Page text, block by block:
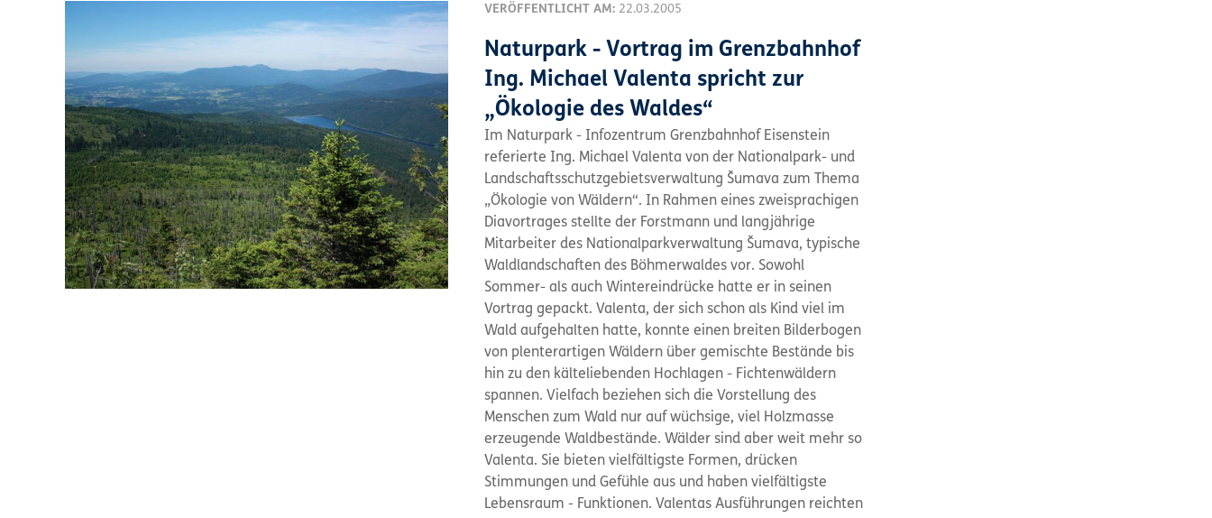
VERÖFFENTLICHT AM: 22.03.2005
Naturpark - Vortrag im Grenzbahnhof
Ing. Michael Valenta spricht zur
„Ökologie des Waldes“
Im Naturpark - Infozentrum Grenzbahnhof Eisenstein
referierte Ing. Michael Valenta von der Nationalpark- und
Landschaftsschutzgebietsverwaltung Šumava zum Thema
„Ökologie von Wäldern“. In Rahmen eines zweisprachigen
Diavortrages stellte der Forstmann und langjährige
Mitarbeiter des Nationalparkverwaltung Šumava, typische
Waldlandschaften des Böhmerwaldes vor. Sowohl
Sommer- als auch Wintereindrücke hatte er in seinen
Vortrag gepackt. Valenta, der sich schon als Kind viel im
Wald aufgehalten hatte, konnte einen breiten Bilderbogen
von plenterartigen Wäldern über gemischte Bestände bis
hin zu den kälteliebenden Hochlagen - Fichtenwäldern
spannen. Vielfach beziehen sich die Vorstellung des
Menschen zum Wald nur auf wüchsige, viel Holzmasse
erzeugende Waldbestände. Wälder sind aber weit mehr so
Valenta. Sie bieten vielfältigste Formen, drücken
Stimmungen und Gefühle aus und haben vielfältigste
Lebensraum - Funktionen. Valentas Ausführungen reichten